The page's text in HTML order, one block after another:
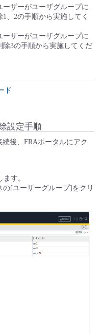
ザーがユーザグループに
、2の手順から実施してく
ザーがユーザグループに
3の手順から実施してくだ
ド
設定手順
後、FRAポータルにアク
す。
[ユーザーグループ]をクリ